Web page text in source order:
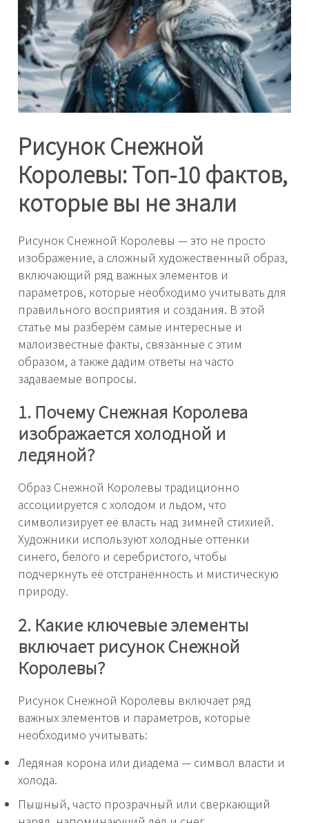
Рисунок Снежной
Королевы: Топ-10 фактов,
которые вы не знали
Рисунок Снежной Королевы — это не просто
изображение, а сложный художественный образ,
включающий ряд важных элементов и
параметров, которые необходимо учитывать для
правильного восприятия и создания. В этой
статье мы разберём самые интересные и
малоизвестные факты, связанные с этим
образом, а также дадим ответы на часто
задаваемые вопросы.
1. Почему Снежная Королева
изображается холодной и
ледяной?
Образ Снежной Королевы традиционно
ассоциируется с холодом и льдом, что
символизирует её власть над зимней стихией.
Художники используют холодные оттенки
синего, белого и серебристого, чтобы
подчеркнуть её отстранённость и мистическую
природу.
2. Какие ключевые элементы
включает рисунок Снежной
Королевы?
Рисунок Снежной Королевы включает ряд
важных элементов и параметров, которые
необходимо учитывать:
Ледяная корона или диадема — символ власти и
холода.
Пышный, часто прозрачный или сверкающий